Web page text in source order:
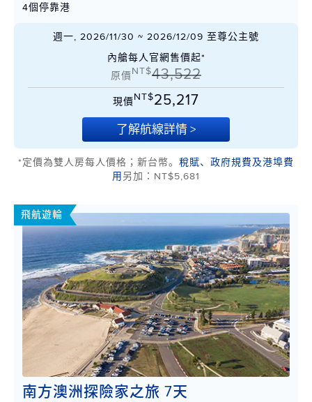
4個停靠港
週一, 2026/11/30 ~ 2026/12/09 至尊公主號
內艙每人官網售價起*
原價NT$43,522
現價NT$25,217
了解航線詳情 >
*定價為雙人房每人價格；新台幣。 稅賦、政府規費及港埠費
用 另加：NT$5,681
飛航遊輪
南方澳洲探險家之旅 7天